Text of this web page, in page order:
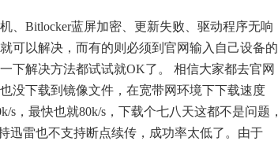
、Bitlocker蓝屏加密、更新失败、驱动程序无响
可以解决，而有的则必须到官网输入自己设备的
下解决方法都试试就OK了。 相信大家都去官网
没下载到镜像文件，在宽带网环境下下载速度
s，最快也就80k/s，下载个七八天这都不是问题，
迅雷也不支持断点续传，成功率太低了。由于